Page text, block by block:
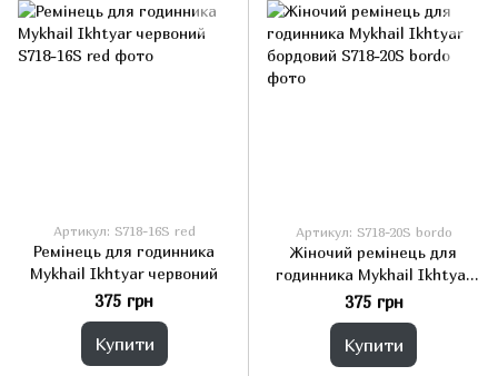
Артикул: S718-16S red
Ремінець для годинника
Mykhail Ikhtyar червоний
375 грн
Купити
Артикул: S718-20S bordo
Жіночий ремінець для
годинника Mykhail Ikhtyar
бордовий
375 грн
Купити